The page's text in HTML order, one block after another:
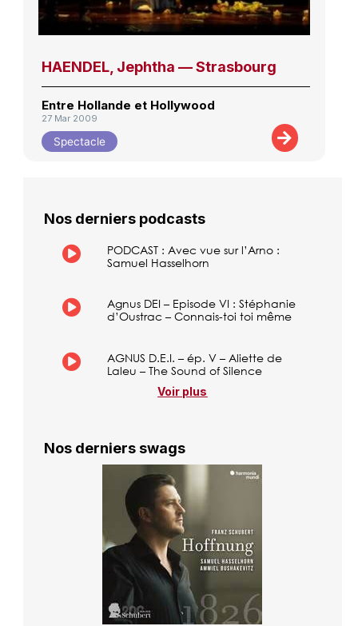
HAENDEL, Jephtha — Strasbourg
Entre Hollande et Hollywood
27 Mar 2009
Spectacle
Nos derniers podcasts
PODCAST : Avec vue sur l’Arno :
Samuel Hasselhorn
Agnus DEI – Episode VI : Stéphanie
d’Oustrac – Connais-toi toi même
AGNUS D.E.I. – ép. V – Aliette de
Laleu – The Sound of Silence
Voir plus
Nos derniers swags